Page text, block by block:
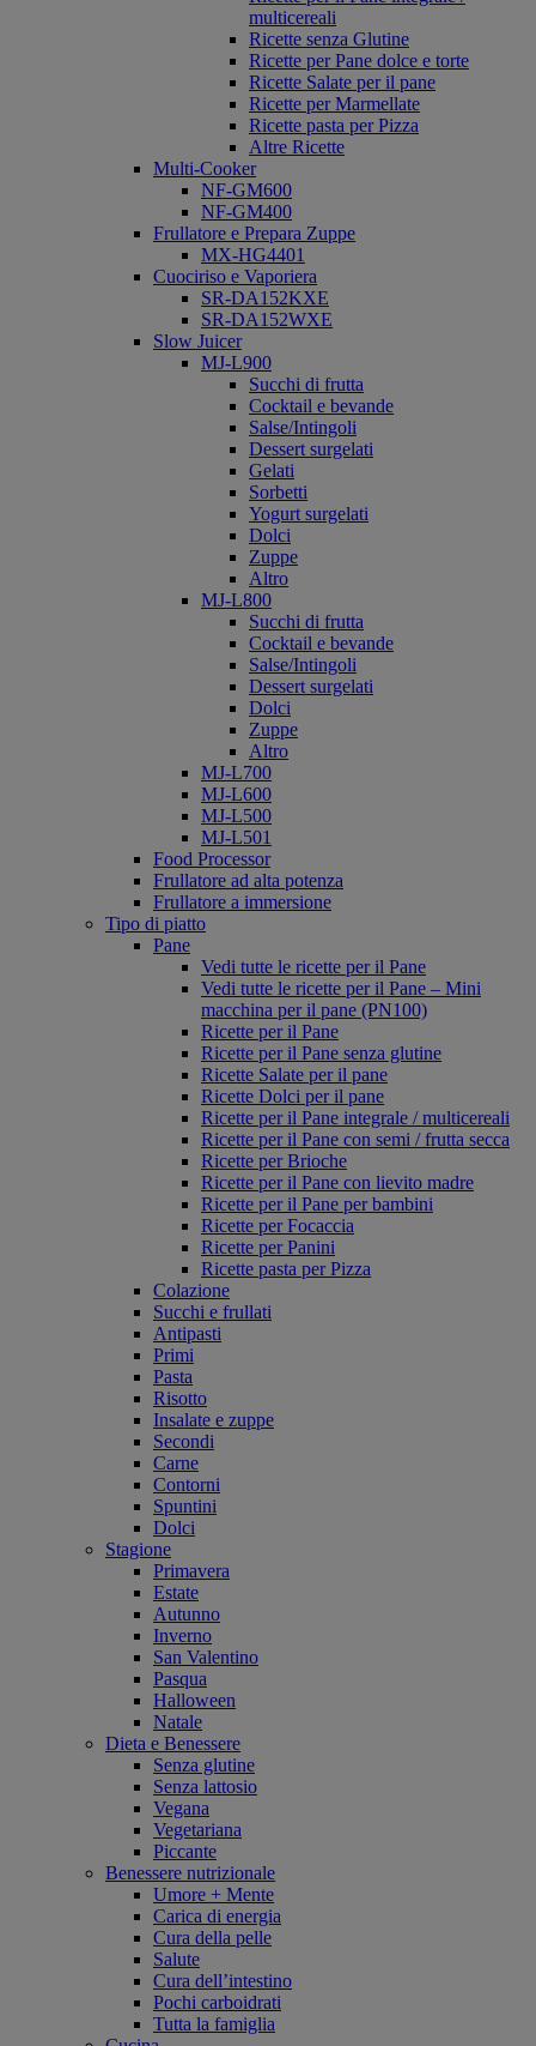
multicereali
Ricette senza Glutine
Ricette per Pane dolce e torte
Ricette Salate per il pane
Ricette per Marmellate
Ricette pasta per Pizza
Altre Ricette
Multi-Cooker
NF-GM600
NF-GM400
Frullatore e Prepara Zuppe
MX-HG4401
Cuociriso e Vaporiera
SR-DA152KXE
SR-DA152WXE
Slow Juicer
MJ-L900
Succhi di frutta
Cocktail e bevande
Salse/Intingoli
Dessert surgelati
Gelati
Sorbetti
Yogurt surgelati
Dolci
Zuppe
Altro
MJ-L800
Succhi di frutta
Cocktail e bevande
Salse/Intingoli
Dessert surgelati
Dolci
Zuppe
Altro
MJ-L700
MJ-L600
MJ-L500
MJ-L501
Food Processor
Frullatore ad alta potenza
Frullatore a immersione
Tipo di piatto
Pane
Vedi tutte le ricette per il Pane
Vedi tutte le ricette per il Pane – Mini
macchina per il pane (PN100)
Ricette per il Pane
Ricette per il Pane senza glutine
Ricette Salate per il pane
Ricette Dolci per il pane
Ricette per il Pane integrale / multicereali
Ricette per il Pane con semi / frutta secca
Ricette per Brioche
Ricette per il Pane con lievito madre
Ricette per il Pane per bambini
Ricette per Focaccia
Ricette per Panini
Ricette pasta per Pizza
Colazione
Succhi e frullati
Antipasti
Primi
Pasta
Risotto
Insalate e zuppe
Secondi
Carne
Contorni
Spuntini
Dolci
Stagione
Primavera
Estate
Autunno
Inverno
San Valentino
Pasqua
Halloween
Natale
Dieta e Benessere
Senza glutine
Senza lattosio
Vegana
Vegetariana
Piccante
Benessere nutrizionale
Umore + Mente
Carica di energia
Cura della pelle
Salute
Cura dell’intestino
Pochi carboidrati
Tutta la famiglia